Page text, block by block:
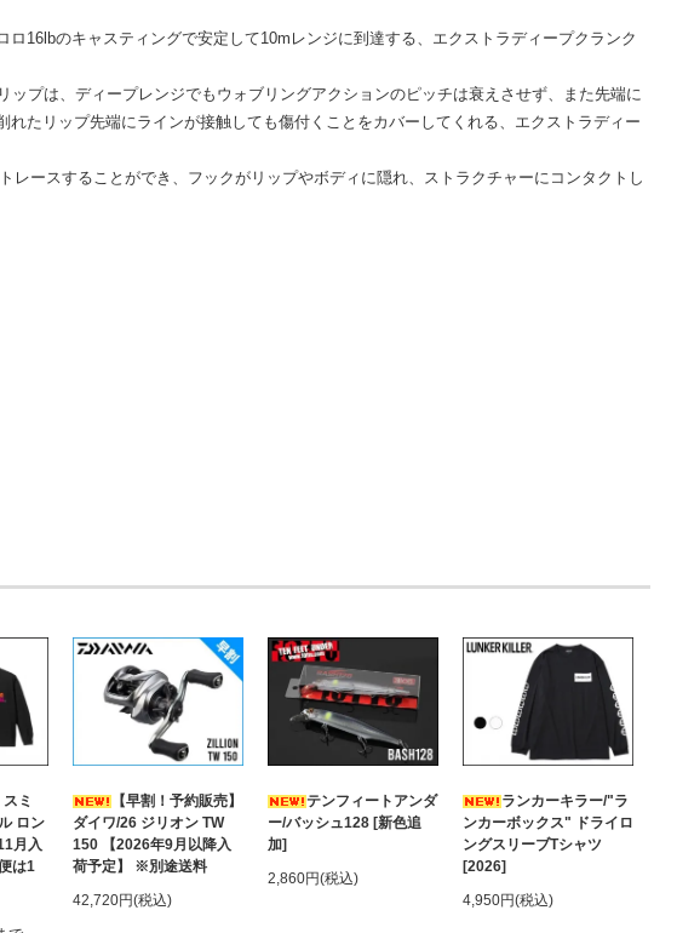
16lbのキャスティングで安定して10mレンジに到達する、エクストラディープクランク
プは、ディープレンジでもウォブリングアクションのピッチは衰えさせず、また先端に
たリップ先端にラインが接触しても傷付くことをカバーしてくれる、エクストラディー
ースすることができ、フックがリップやボディに隠れ、ストラクチャーにコンタクトし
スミ
ロン
月入
は1
【早割！予約販売】
ダイワ/26 ジリオン TW
150 【2026年9月以降入
荷予定】 ※別途送料
42,720円(税込)
テンフィートアンダ
ー/バッシュ128 [新色追
加]
2,860円(税込)
ランカーキラー/"ラ
ンカーボックス" ドライロ
ングスリーブTシャツ
[2026]
4,950円(税込)